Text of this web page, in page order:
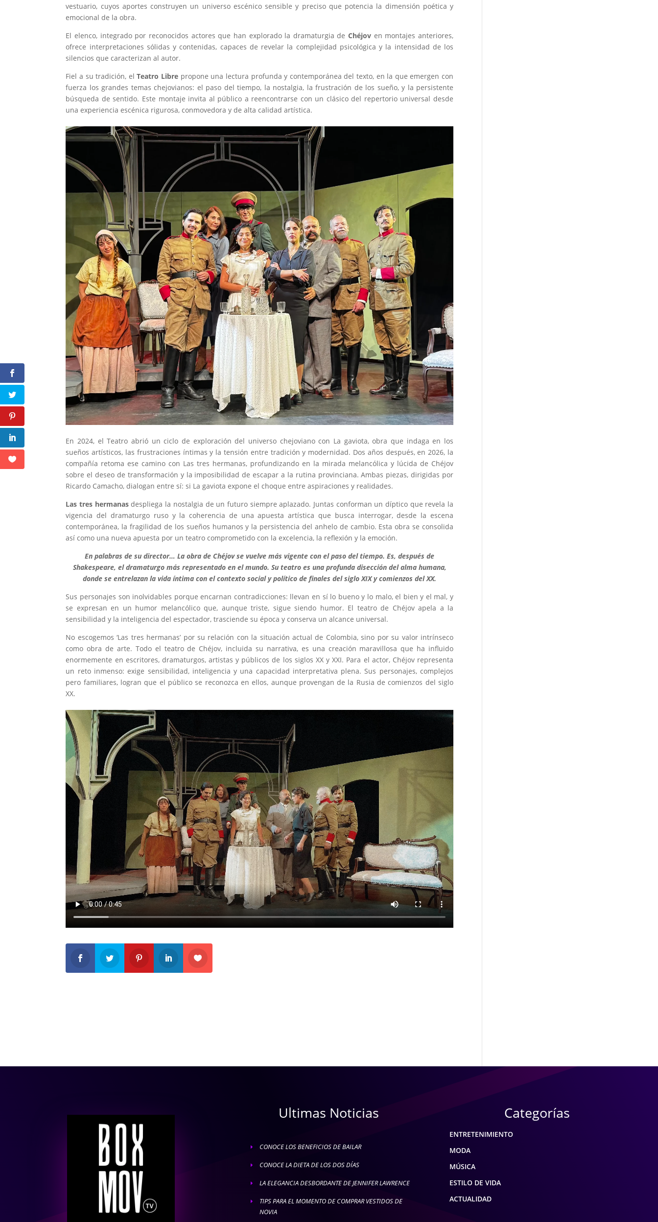
vestuario, cuyos aportes construyen un universo escénico sensible y preciso que potencia la dimensión poética y
emocional de la obra.
El elenco, integrado por reconocidos actores que han explorado la dramaturgia deChéjov en montajes anteriores,
ofrece interpretaciones sólidas y contenidas, capaces de revelar la complejidad psicológica y la intensidad de los
silencios que caracterizan al autor.
Fiel a su tradición, elTeatro Libre propone una lectura profunda y contemporánea del texto, en la que emergen con
fuerza los grandes temas chejovianos: el paso del tiempo, la nostalgia, la frustración de los sueño, y la persistente
búsqueda de sentido. Este montaje invita al público a reencontrarse con un clásico del repertorio universal desde
una experiencia escénica rigurosa, conmovedora y de alta calidad artística.
En 2024, el Teatro abrió un ciclo de exploración del universo chejoviano con La gaviota, obra que indaga en los
sueños artísticos, las frustraciones íntimas y la tensión entre tradición y modernidad. Dos años después, en 2026, la
compañía retoma ese camino con Las tres hermanas, profundizando en la mirada melancólica y lúcida de Chéjov
sobre el deseo de transformación y la imposibilidad de escapar a la rutina provinciana. Ambas piezas, dirigidas por
Ricardo Camacho, dialogan entre sí: si La gaviota expone el choque entre aspiraciones y realidades.
Las tres hermanasdespliega la nostalgia de un futuro siempre aplazado. Juntas conforman un díptico que revela la
vigencia del dramaturgo ruso y la coherencia de una apuesta artística que busca interrogar, desde la escena
contemporánea, la fragilidad de los sueños humanos y la persistencia del anhelo de cambio. Esta obra se consolida
así como una nueva apuesta por un teatro comprometido con la excelencia, la reflexión y la emoción.
En palabras de su director… La obra de Chéjov se vuelve más vigente con el paso del tiempo. Es, después de
Shakespeare, el dramaturgo más representado en el mundo. Su teatro es una profunda disección del alma humana,
donde se entrelazan la vida íntima con el contexto social y político de finales del siglo XIX y comienzos del XX.
Sus personajes son inolvidables porque encarnan contradicciones: llevan en sí lo bueno y lo malo, el bien y el mal, y
se expresan en un humor melancólico que, aunque triste, sigue siendo humor. El teatro de Chéjov apela a la
sensibilidad y la inteligencia del espectador, trasciende su época y conserva un alcance universal.
No escogemos ‘Las tres hermanas’ por su relación con la situación actual de Colombia, sino por su valor intrínseco
como obra de arte. Todo el teatro de Chéjov, incluida su narrativa, es una creación maravillosa que ha influido
enormemente en escritores, dramaturgos, artistas y públicos de los siglos XX y XXI. Para el actor, Chéjov representa
un reto inmenso: exige sensibilidad, inteligencia y una capacidad interpretativa plena. Sus personajes, complejos
pero familiares, logran que el público se reconozca en ellos, aunque provengan de la Rusia de comienzos del siglo
XX.
Ultimas Noticias
E CONOCE LOS BENEFICIOS DE BAILAR
E CONOCE LA DIETA DE LOS DOS DÍAS
E LA ELEGANCIA DESBORDANTE DE JENNIFER LAWRENCE
E
TIPS PARA EL MOMENTO DE COMPRAR VESTIDOS DE
NOVIA
Categorías
ENTRETENIMIENTO
MODA
MÚSICA
ESTILO DE VIDA
ACTUALIDAD